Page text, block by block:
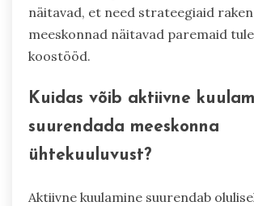
näitavad, et need strateegiaid
meeskonnad näitavad paremaid
koostööd.
Kuidas võib aktiivne
suurendada meeskonna
ühtekuuluvust?
Aktiivne kuulamine suurendab